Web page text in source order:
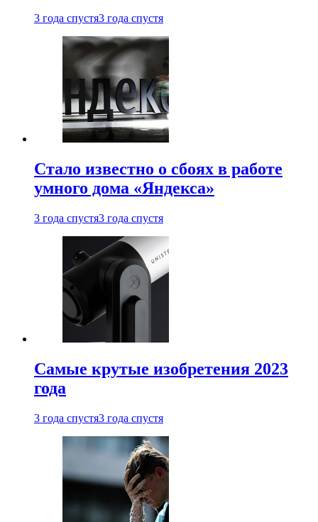
3 года спустя3 года спустя
Стало известно о сбоях в работе
умного дома «Яндекса»
3 года спустя3 года спустя
Самые крутые изобретения 2023
года
3 года спустя3 года спустя